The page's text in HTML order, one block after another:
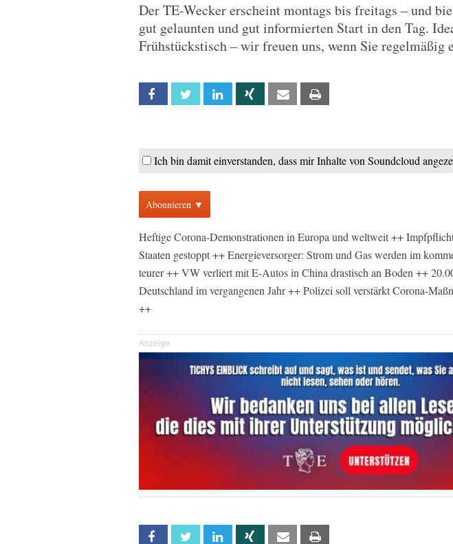
Der TE-Wecker erscheint montags bis freitags – und
gut gelaunten und gut informierten Start in den Tag.
Frühstückstisch – wir freuen uns, wenn Sie regelmäßig
Facebook Twitter Linkedin Xing Email
Ich bin damit einverstanden, dass mir Inhalte von Soundcloud
Abonnieren ▼
Heftige Corona-Demonstrationen in Europa und weltweit ++
Staaten gestoppt ++ Energieversorger: Strom und Gas werden im
teurer ++ VW verliert mit E-Autos in China drastisch an Boden ++
Deutschland im vergangenen Jahr ++ Polizei soll verstärkt Corona-
++
Anzeige
Facebook Twitter Linkedin Xing Email